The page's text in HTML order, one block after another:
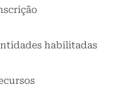
habilitadas